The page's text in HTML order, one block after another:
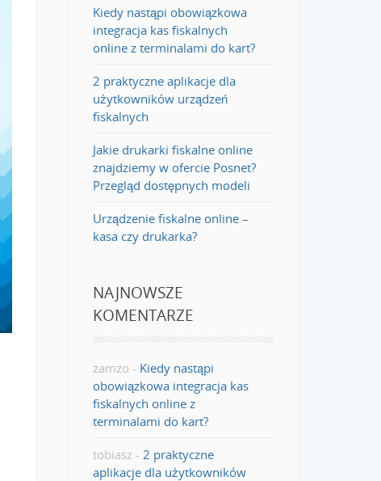
Kiedy nastąpi obowiązkowa
integracja kas fiskalnych
online z terminalami do kart?
2 praktyczne aplikacje dla
użytkowników urządzeń
fiskalnych
Jakie drukarki fiskalne online
znajdziemy w ofercie Posnet?
Przegląd dostępnych modeli
Urządzenie fiskalne online –
kasa czy drukarka?
NAJNOWSZE
KOMENTARZE
zamzo - Kiedy nastąpi
obowiązkowa integracja kas
fiskalnych online z
terminalami do kart?
tobiasz - 2 praktyczne
aplikacje dla użytkowników